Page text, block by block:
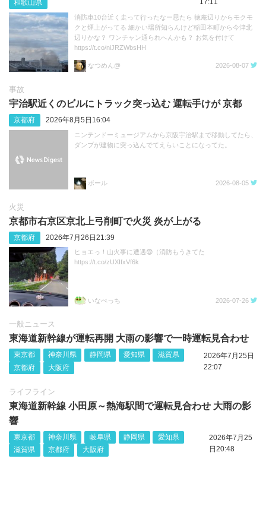
和歌山県 17:11
消防車10台近く走って行ったなー思たら 徳庵辺りからモクモ
クと煙上がってる 細かい場所知らんけど稲田本町から今津北
辺りかな？ ワンチャン通られへんかも？ お気を付けて
https://t.co/niJRZWbsHH
なつめん@ 2026-08-07
事故
宇治駅近くのビルにトラック突っ込む 運転手けが 京都
京都府 2026年8月5日16:04
ニンテンドーミュージアムから京阪宇治駅まで移動してたら、
ダンプが建物に突っ込んでてえらいことになってた。
ボール 2026-08-05
火災
京都市右京区京北上弓削町で火災 炎が上がる
京都府 2026年7月26日21:39
ヒョエっ！山火事に遭遇😨（消防もうきてた
https://t.co/zUXIfxVf6k
いなぺっち 2026-07-26
一般ニュース
東海道新幹線が運転再開 大雨の影響で一時運転見合わせ
東京都 神奈川県 静岡県 愛知県
滋賀県
京都府
大阪府
2026年7月25日
22:07
ライフライン
東海道新幹線 小田原～熱海駅間で運転見合わせ 大雨の影
響
東京都 神奈川県 岐阜県 静岡県
愛知県
滋賀県
京都府 大阪府
2026年7月25
日20:48